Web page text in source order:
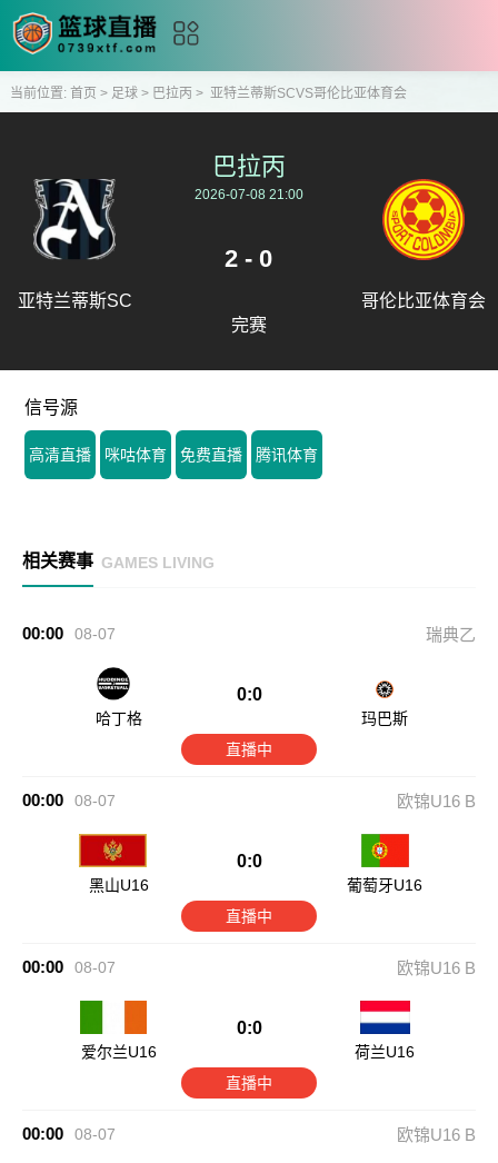
当前位置: 首页 > 足球> 巴拉丙 > 亚特兰蒂斯SCVS哥伦比亚体育会
亚特兰蒂斯SC
巴拉丙
2026-07-08 21:00
2 - 0
完赛
哥伦比亚体育会
信号源
高清直播 咪咕体育 免费直播 腾讯体育
相关赛事 GAMES LIVING
00:00 08-07 瑞典乙
哈丁格
0:0
玛巴斯
直播中
00:00 08-07 欧锦U16 B
黑山U16
0:0
葡萄牙U16
直播中
00:00 08-07 欧锦U16 B
爱尔兰U16
0:0
荷兰U16
直播中
00:00 08-07 欧锦U16 B